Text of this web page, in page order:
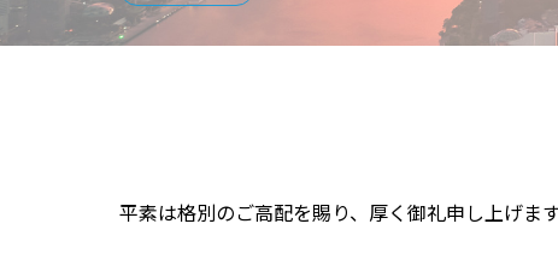
平素は格別のご高配を賜り、厚く御礼申し上げます